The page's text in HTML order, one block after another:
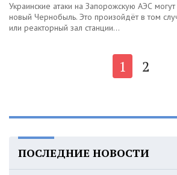
Украинские атаки на Запорожскую АЭС
новый Чернобыль. Это произойдёт в том
или реакторный зал станции...
1 2
ПОСЛЕДНИЕ НОВОСТИ